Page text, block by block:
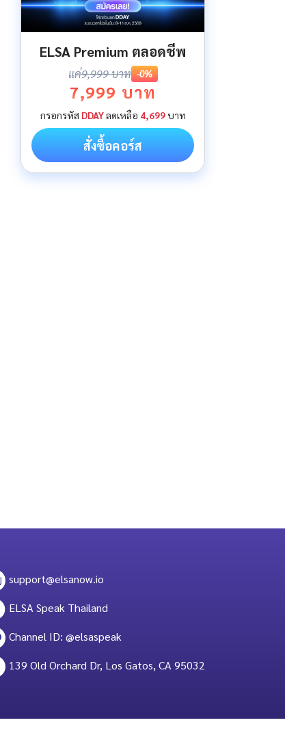
ELSA Premium ตลอดชีพ
แค่9,999 บาท -0%
7,999 บาท
กรอกรหัส DDAYลดเหลือ 4,699บาท
สั่งซื้อคอร์ส
support@elsanow.io
ELSA Speak Thailand
Channel ID: @elsaspeak
139 Old Orchard Dr, Los Gatos, CA 95032